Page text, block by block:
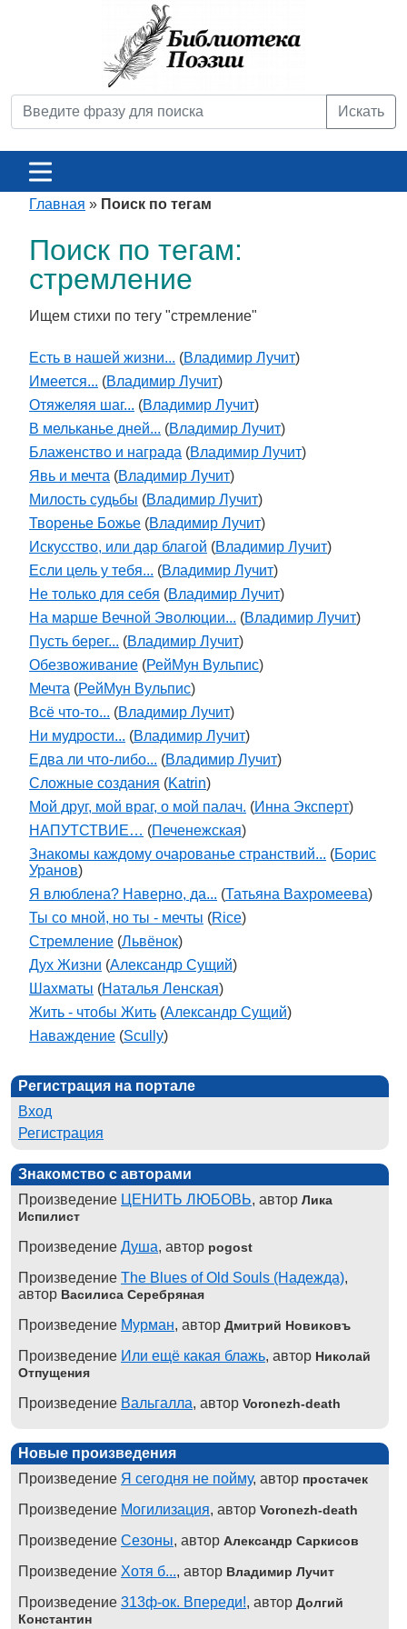
Искать
Главная » Поиск по тегам
Поиск по тегам:
стремление
Ищем стихи по тегу "стремление"
Есть в нашей жизни... (Владимир Лучит)
Имеется... (Владимир Лучит)
Отяжеляя шаг... (Владимир Лучит)
В мельканье дней... (Владимир Лучит)
Блаженство и награда (Владимир Лучит)
Явь и мечта (Владимир Лучит)
Милость судьбы (Владимир Лучит)
Творенье Божье (Владимир Лучит)
Искусство, или дар благой (Владимир Лучит)
Если цель у тебя... (Владимир Лучит)
Не только для себя (Владимир Лучит)
На марше Вечной Эволюции... (Владимир Лучит)
Пусть берег... (Владимир Лучит)
Обезвоживание (РейМун Вульпис)
Мечта (РейМун Вульпис)
Всё что-то... (Владимир Лучит)
Ни мудрости... (Владимир Лучит)
Едва ли что-либо... (Владимир Лучит)
Сложные создания (Katrin)
Мой друг, мой враг, о мой палач. (Инна Эксперт)
НАПУТСТВИЕ… (Печенежская)
Знакомы каждому очарованье странствий... (Борис
Уранов)
Я влюблена? Наверно, да... (Татьяна Вахромеева)
Ты со мной, но ты - мечты (Rice)
Стремление (Львёнок)
Дух Жизни (Александр Сущий)
Шахматы (Наталья Ленская)
Жить - чтобы Жить (Александр Сущий)
Наваждение (Scully)
Регистрация на портале
Вход
Регистрация
Знакомство с авторами
Произведение ЦЕНИТЬ ЛЮБОВЬ, автор Лика
Испилист
Произведение Душа, автор pogost
Произведение The Blues of Old Souls (Надежда),
автор Василиса Серебряная
Произведение Мурман, автор Дмитрий Новиковъ
Произведение Или ещё какая блажь, автор Николай
Отпущения
Произведение Вальгалла, автор Voronezh-death
Новые произведения
Произведение Я сегодня не пойму, автор простачек
Произведение Могилизация, автор Voronezh-death
Произведение Сезоны, автор Александр Саркисов
Произведение Хотя б..., автор Владимир Лучит
Произведение 313ф-ок. Впереди!, автор Долгий
Константин